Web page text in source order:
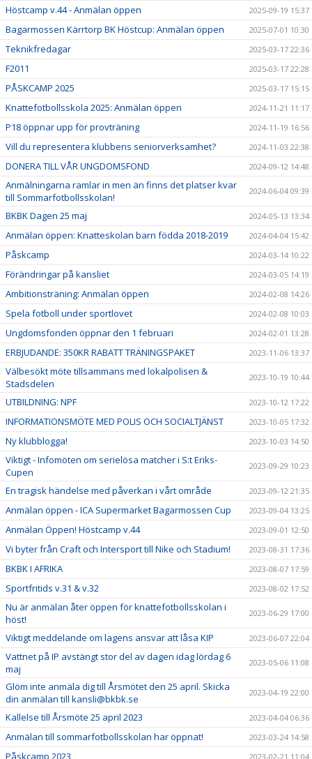
Höstcamp v.44 - Anmälan öppen 2025-09-19 15:37
Bagarmossen Kärrtorp BK Höstcup: Anmälan öppen 2025-07-01 10:30
Teknikfredagar 2025-03-17 22:36
F2011 2025-03-17 22:28
PÅSKCAMP 2025 2025-03-17 15:15
Knattefotbollsskola 2025: Anmälan öppen 2024-11-21 11:17
P18 öppnar upp för provträning 2024-11-19 16:56
Vill du representera klubbens seniorverksamhet? 2024-11-03 22:38
DONERA TILL VÅR UNGDOMSFOND 2024-09-12 14:48
Anmälningarna ramlar in men än finns det platser kvar
till Sommarfotbollsskolan!
2024-06-04 09:39
BKBK Dagen 25 maj 2024-05-13 13:34
Anmälan öppen: Knatteskolan barn födda 2018-2019 2024-04-04 15:42
Påskcamp 2024-03-14 10:22
Förändringar på kansliet 2024-03-05 14:19
Ambitionsträning: Anmälan öppen 2024-02-08 14:26
Spela fotboll under sportlovet 2024-02-08 10:03
Ungdomsfonden öppnar den 1 februari 2024-02-01 13:28
ERBJUDANDE: 350KR RABATT TRÄNINGSPAKET 2023-11-06 13:37
Välbesökt möte tillsammans med lokalpolisen &
Stadsdelen
2023-10-19 10:44
UTBILDNING: NPF 2023-10-12 17:22
INFORMATIONSMÖTE MED POLIS OCH SOCIALTJÄNST 2023-10-05 17:32
Ny klubblogga! 2023-10-03 14:50
Viktigt - Infomöten om serielösa matcher i S:t Eriks-
Cupen
2023-09-29 10:23
En tragisk händelse med påverkan i vårt område 2023-09-12 21:35
Anmälan öppen - ICA Supermarket Bagarmossen Cup 2023-09-04 13:25
Anmälan Öppen! Höstcamp v.44 2023-09-01 12:50
Vi byter från Craft och Intersport till Nike och Stadium! 2023-08-31 17:36
BKBK I AFRIKA 2023-08-07 17:59
Sportfritids v.31 & v.32 2023-08-02 17:52
Nu är anmälan åter öppen för knattefotbollsskolan i
höst!
2023-06-29 17:00
Viktigt meddelande om lagens ansvar att låsa KIP 2023-06-07 22:04
Vattnet på IP avstängt stor del av dagen idag lördag 6
maj
2023-05-06 11:08
Glöm inte anmäla dig till Årsmötet den 25 april. Skicka
din anmälan till kansli@bkbk.se
2023-04-19 22:00
Kallelse till Årsmöte 25 april 2023 2023-04-04 06:36
Anmälan till sommarfotbollsskolan har öppnat! 2023-03-24 14:58
Påskcamp 2023 2023-02-21 11:04